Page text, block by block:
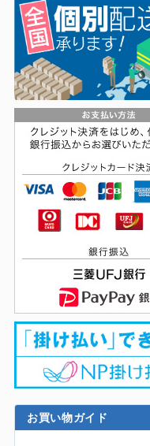
お買い物ガイド